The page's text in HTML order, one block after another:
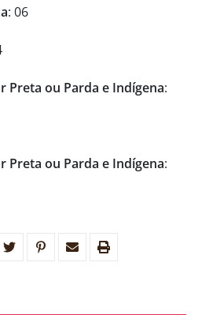
: 06
Preta ou Parda e Indígena:
Preta ou Parda e Indígena: